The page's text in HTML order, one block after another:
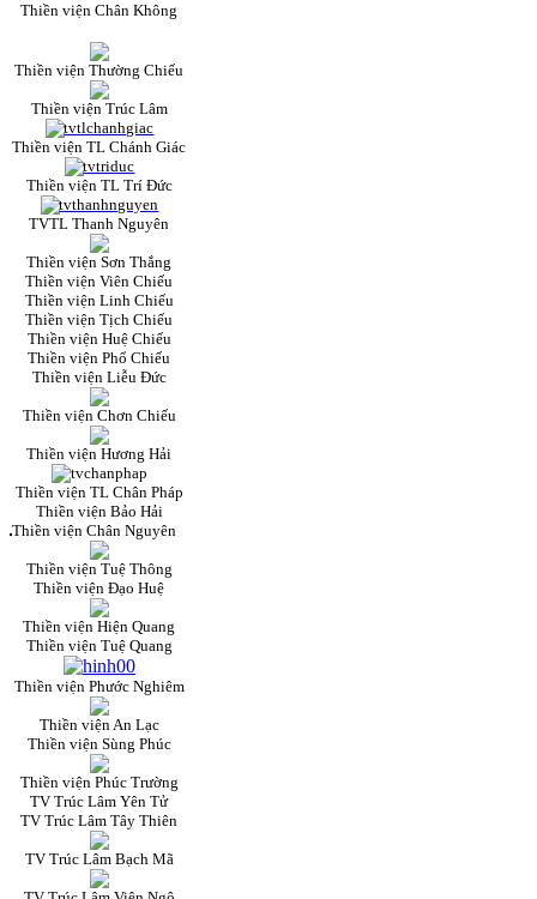
Thiền viện Chân Không
Thiền viện Thường Chiếu
Thiền viện Trúc Lâm
Thiền viện TL Chánh Giác
Thiền viện TL Trí Đức
TVTL Thanh Nguyên
Thiền viện Sơn Thắng
Thiền viện Viên Chiếu
Thiền viện Linh Chiếu
Thiền viện Tịch Chiếu
Thiền viện Huệ Chiếu
Thiền viện Phổ Chiếu
Thiền viện Liễu Đức
Thiền viện Chơn Chiếu
Thiền viện Hương Hải
Thiền viện TL Chân Pháp
Thiền viện Bảo Hải
Thiền viện Chân Nguyên
Thiền viện Tuệ Thông
Thiền viện Đạo Huệ
Thiền viện Hiện Quang
Thiền viện Tuệ Quang
Thiền viện Phước Nghiêm
Thiền viện An Lạc
Thiền viện Sùng Phúc
Thiền viện Phúc Trường
TV Trúc Lâm Yên Tử
TV Trúc Lâm Tây Thiên
TV Trúc Lâm Bạch Mã